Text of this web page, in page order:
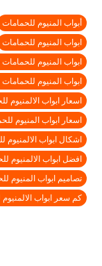
أبواب المنيوم للحمامات
ابواب المنيوم للحمامات
ابواب المنيوم
ابواب المنيوم
اسعار ابواب الالمنيوم
اسعار ابواب المنيوم
اشكال ابواب الالمنيوم
افضل ابواب الالمنيوم
تصاميم ابواب المنيوم
كم سعر ابواب